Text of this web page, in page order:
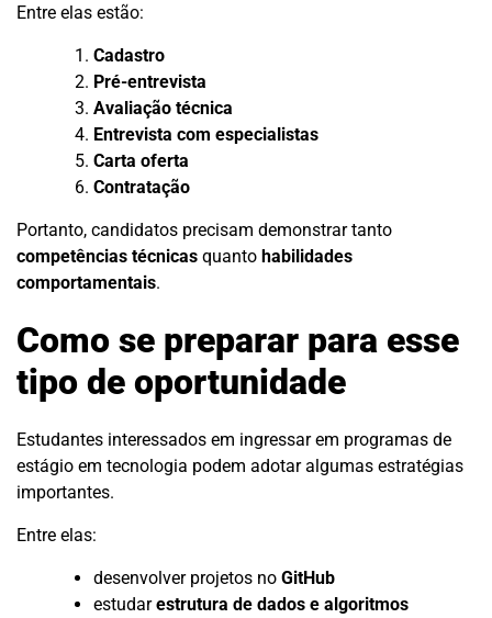
Entre elas estão:
Cadastro
Pré-entrevista
Avaliação técnica
Entrevista com especialistas
Carta oferta
Contratação
Portanto, candidatos precisam demonstrar tanto
competências técnicas quanto habilidades
comportamentais.
Como se preparar para esse
tipo de oportunidade
Estudantes interessados em ingressar em programas de
estágio em tecnologia podem adotar algumas estratégias
importantes.
Entre elas:
desenvolver projetos no GitHub
estudarestrutura de dados e algoritmos